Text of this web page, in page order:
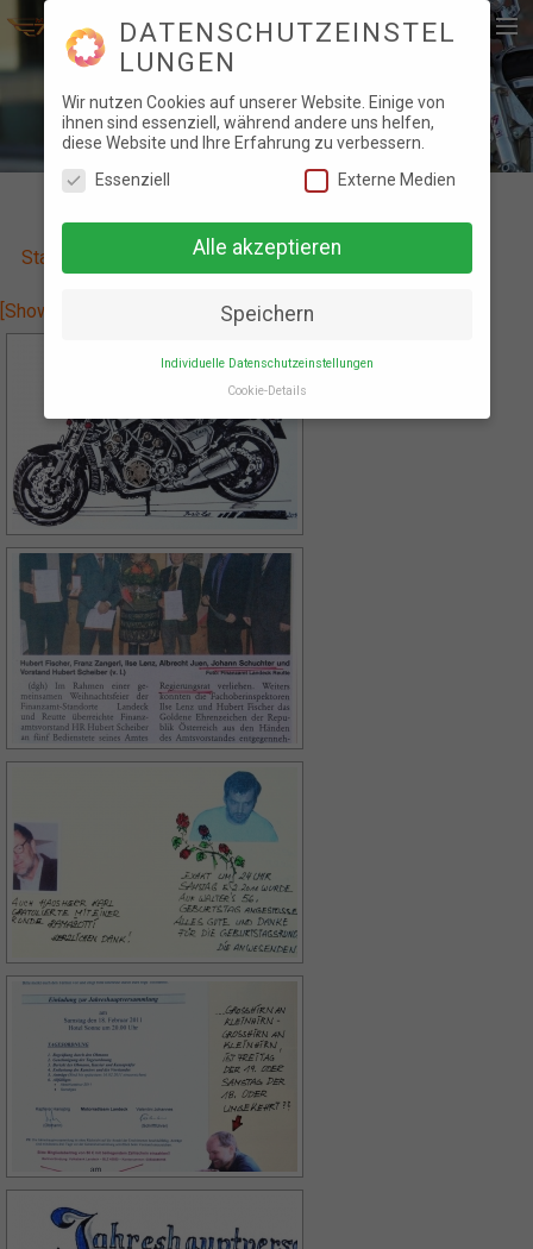
Home
News
Foto Galerie
Stammtischbuch
Videos
Kontakt
STAMMTISCHBUCH
Stammtischbuch Stammtischbuch 2011
[Show slideshow]
DATENSCHUTZEINSTEL
LUNGEN
Wir nutzen Cookies auf unserer Website. Einige von
ihnen sind essenziell, während andere uns helfen,
diese Website und Ihre Erfahrung zu verbessern.
Essenziell
Externe Medien
Alle akzeptieren
Speichern
Individuelle Datenschutzeinstellungen
Cookie-Details
DATENSCHUTZEINSTEL
LUNGEN
Hier finden Sie eine Übersicht über alle
verwendeten Cookies. Sie können Ihre
Einwilligung zu ganzen Kategorien geben
oder sich weitere Informationen anzeigen
lassen und so nur bestimmte Cookies
auswählen.
Alle akzeptieren
Essenziell (1)
Essenzielle Cookies ermöglichen grundlegende
Funktionen und sind für die einwandfreie Funktion der
Website erforderlich.
Cookie-Informationen anzeigen
Externe Medien (7)
Inhalte von Videoplattformen und Social-Media-
Plattformen werden standardmäßig blockiert. Wenn
Cookies von externen Medien akzeptiert werden, bedarf
der Zugriff auf diese Inhalte keiner manuellen Einwilligung
mehr.
Cookie-Informationen anzeigen
powered by Borlabs Cookie